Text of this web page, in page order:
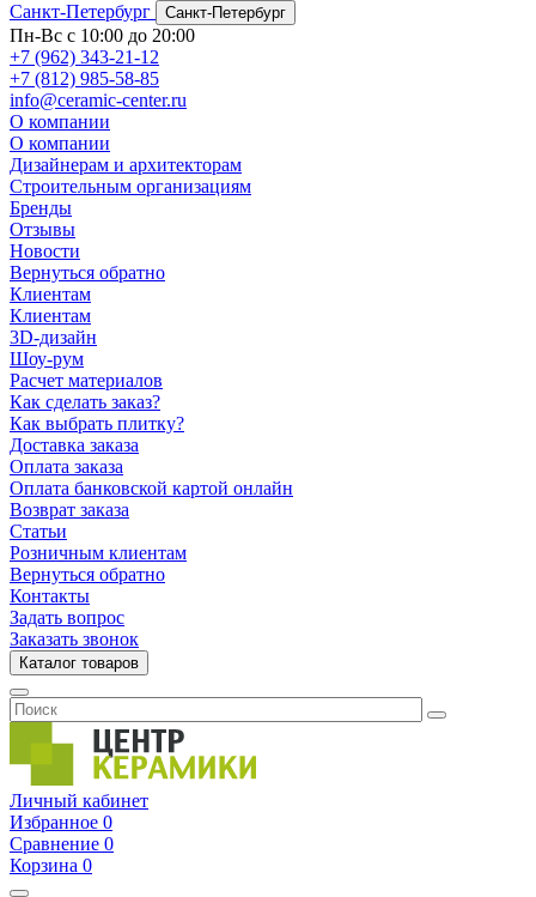
Санкт-Петербург
Санкт-Петербург
Пн-Вс с 10:00 до 20:00
+7 (962) 343-21-12
+7 (812) 985-58-85
info@ceramic-center.ru
О компании
О компании
Дизайнерам и архитекторам
Строительным организациям
Бренды
Отзывы
Новости
Вернуться обратно
Клиентам
Клиентам
3D-дизайн
Шоу-рум
Расчет материалов
Как сделать заказ?
Как выбрать плитку?
Доставка заказа
Оплата заказа
Оплата банковской картой онлайн
Возврат заказа
Статьи
Розничным клиентам
Вернуться обратно
Контакты
Задать вопрос
Заказать звонок
Каталог товаров
Личный кабинет
Избранное 0
Сравнение 0
Корзина 0